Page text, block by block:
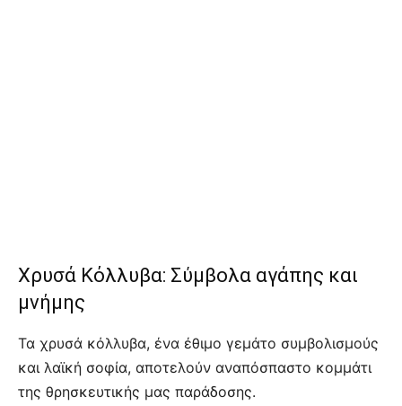
Χρυσά Κόλλυβα: Σύμβολα αγάπης και
μνήμης
Τα χρυσά κόλλυβα, ένα έθιμο γεμάτο συμβολισμούς
και λαϊκή σοφία, αποτελούν αναπόσπαστο κομμάτι
της θρησκευτικής μας παράδοσης.